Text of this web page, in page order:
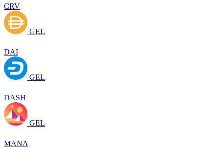
CRV
GEL
DAI
GEL
DASH
GEL
MANA